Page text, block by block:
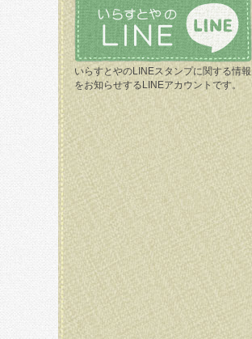
いらすとやのLINEスタンプに関する情報
をお知らせするLINEアカウントです。